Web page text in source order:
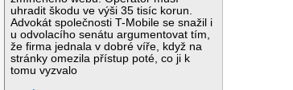
uhradit škodu ve výši 35 tisíc korun.
Advokát společnosti T-Mobile se snažil i
u odvolacího senátu argumentovat tím,
že firma jednala v dobré víře, když na
stránky omezila přístup poté, co ji k
tomu vyzvalo